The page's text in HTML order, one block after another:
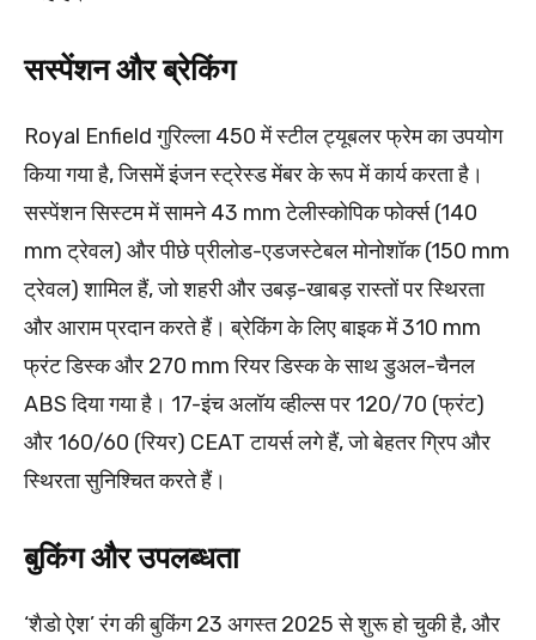
सस्पेंशन और ब्रेकिंग
Royal Enfield गुरिल्ला 450 में स्टील ट्यूबलर फ्रेम का उपयोग
किया गया है, जिसमें इंजन स्ट्रेस्ड मेंबर के रूप में कार्य करता है।
सस्पेंशन सिस्टम में सामने 43 mm टेलीस्कोपिक फोर्क्स (140
mm ट्रेवल) और पीछे प्रीलोड-एडजस्टेबल मोनोशॉक (150 mm
ट्रेवल) शामिल हैं, जो शहरी और उबड़-खाबड़ रास्तों पर स्थिरता
और आराम प्रदान करते हैं। ब्रेकिंग के लिए बाइक में 310 mm
फ्रंट डिस्क और 270 mm रियर डिस्क के साथ डुअल-चैनल
ABS दिया गया है। 17-इंच अलॉय व्हील्स पर 120/70 (फ्रंट)
और 160/60 (रियर) CEAT टायर्स लगे हैं, जो बेहतर ग्रिप और
स्थिरता सुनिश्चित करते हैं।
बुकिंग और उपलब्धता
‘शैडो ऐश’ रंग की बुकिंग 23 अगस्त 2025 से शुरू हो चुकी है, और